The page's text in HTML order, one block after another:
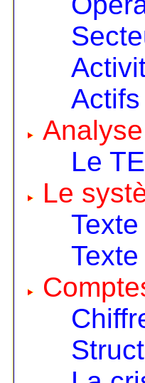
Actifs
Le
Le